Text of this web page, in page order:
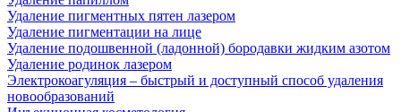
Удаление пигментных пятен лазером
Удаление пигментации на лице
Удаление подошвенной (ладонной) бородавки жидким азотом
Удаление родинок лазером
Электрокоагуляция – быстрый и доступный способ удаления
новообразований